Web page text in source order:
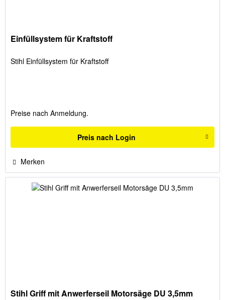
Einfüllsystem für Kraftstoff
Stihl Einfüllsystem für Kraftstoff
Preise nach Anmeldung.
Preis nach Login
Merken
Stihl Griff mit Anwerferseil Motorsäge DU 3,5mm